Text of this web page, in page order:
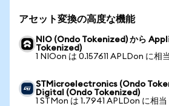
アセット変換の高度な機能
NIO (Ondo Tokenized) から
Tokenized)
1 NIOon は 0.157611 APLDon に相当
STMicroelectronics (Ondo
Digital (Ondo Tokenized)
1 STMon は 1.7941 APLDon に相当